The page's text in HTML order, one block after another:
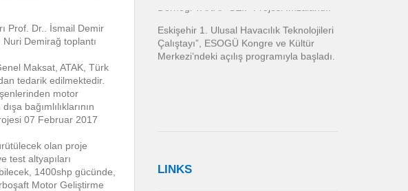
Prof. Dr.. İsmail Demir
Demirağ toplantı
Maksat, ATAK, Türk
tedarik edilmektedir.
motor
bağımlılıklarının
07 Februar 2017
olan proje
test altyapıları
1400shp gücünde,
Motor Geliştirme
Derneği TANAP-SEIP Projesi İmzalandı.
Eskişehir 1. Ulusal Havacılık Teknolojileri
Çalıştayı”, ESOGÜ Kongre ve Kültür
Merkezi’ndeki açılış programıyla başladı.
LINKS